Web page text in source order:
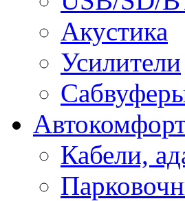
Акустика
Усилители
Кабели,